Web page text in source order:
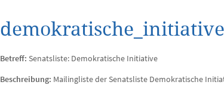
Betreff: Senatsliste: Demokratische Initiative
Beschreibung: Mailingliste der Senatsliste Demokratische